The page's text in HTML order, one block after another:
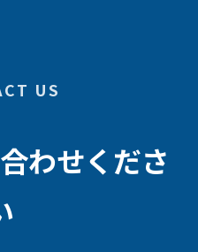
US
わせくださ